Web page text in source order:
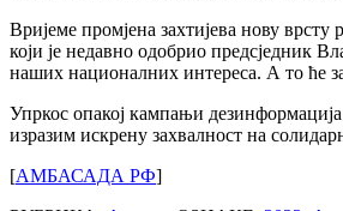
Вријеме промјена захтијева нову
који је недавно одобрио предсједник
наших националних интереса. А то ће
Упркос опакој кампањи
изразим искрену захвалност на
[АМБАСАДА РФ]